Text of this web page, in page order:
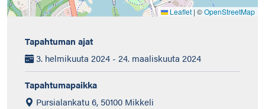
Leaflet | ©OpenStreetMap
Tapahtuman ajat
3. helmikuuta 2024 - 24. maaliskuuta 2024
Tapahtumapaikka
Pursialankatu 6, 50100 Mikkeli